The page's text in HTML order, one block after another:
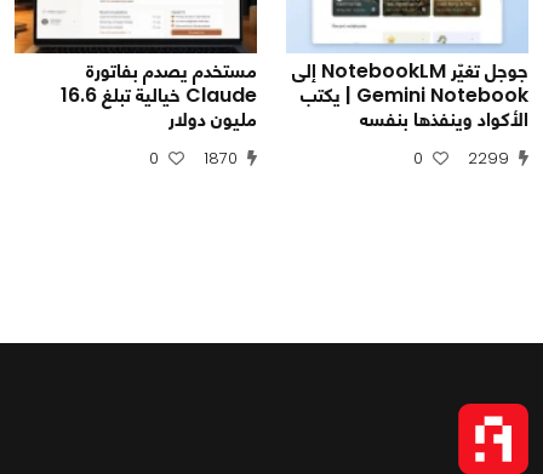
جوجل تغيّر NotebookLM إلى
Gemini Notebook | يكتب
الأكواد وينفذها بنفسه
2299
0
مستخدم يصدم بفاتورة
Claude خيالية تبلغ 16.6
مليون دولار
1870
0